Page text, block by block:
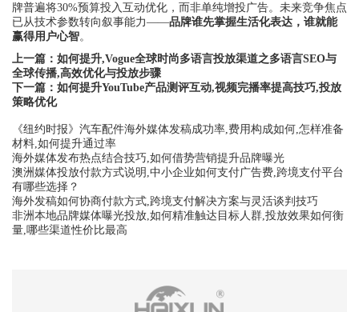
牌普遍将30%预算投入互动优化，而非单纯增投广告。未来竞争焦点
已从技术参数转向叙事能力——品牌谁先掌握生活化表达，谁就能
赢得用户心智。
上一篇： 如何提升,Vogue全球时尚多语言投放渠道之多语言SEO与
全球传播,高效优化与投放步骤
下一篇： 如何提升YouTube产品测评互动,视频完播率提高技巧,投放
策略优化
《纽约时报》汽车配件海外媒体发稿成功率,费用构成如何,怎样准备
材料,如何提升通过率
海外媒体发布热点结合技巧,如何借势营销提升品牌曝光
澳洲媒体投放付款方式说明,中小企业如何支付广告费,跨境支付平台
有哪些选择？
海外发稿如何协商付款方式,跨境支付解决方案与灵活谈判技巧
非洲本地品牌媒体曝光投放,如何精准触达目标人群,投放效果如何衡
量,哪些渠道性价比最高